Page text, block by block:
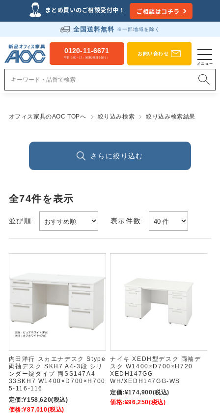
まとめ買いのご相談受付中！ ご相談はコチラ
全国送料無料 ※一部地域を除く
0120-11-6671
平日 9:00～17：00(祝祭日を除く）
お問い合わせ
オフィス家具のAOC TOPへ 絞り込み検索 絞り込み検索結果
さらに絞り込む
全74件を表示
並び順: 表示件数:
内田洋行 スカエナデスク Stype
両袖デスク SKH7 A4-3段 シリ
ンダー錠タイプ 両SS147A4-
33SKH7 W1400×D700×H700
5-116-116
定価:¥158,620(税込)
価格:¥87,010(税込)
ナイキ XEDH型デスク 両袖デ
スク W1400×D700×H720
XEDH147GG-
WH/XEDH147GG-WS
定価:¥174,900(税込)
価格:¥96,250(税込)